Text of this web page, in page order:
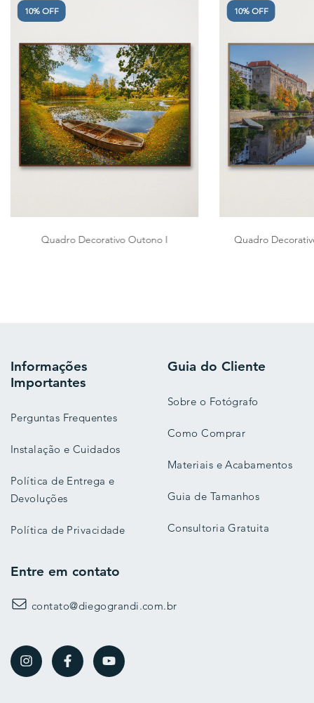
10% OFF
Quadro Decorativo Outono I
10% OFF
Quadro
Informações
Importantes
Perguntas Frequentes
Instalação e Cuidados
Política de Entrega e
Devoluções
Política de Privacidade
Guia do Cliente
Sobre o Fotógrafo
Como Comprar
Materiais e Acabamentos
Guia de Tamanhos
Consultoria Gratuita
Entre em contato
contato@diegograndi.com.br